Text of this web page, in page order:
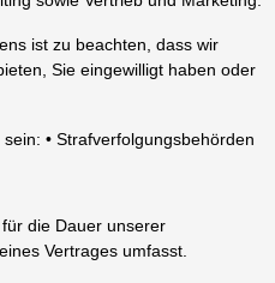
ist zu beachten, dass wir
Sie eingewilligt haben oder
• Strafverfolgungsbehörden
die Dauer unserer
Vertrages umfasst.